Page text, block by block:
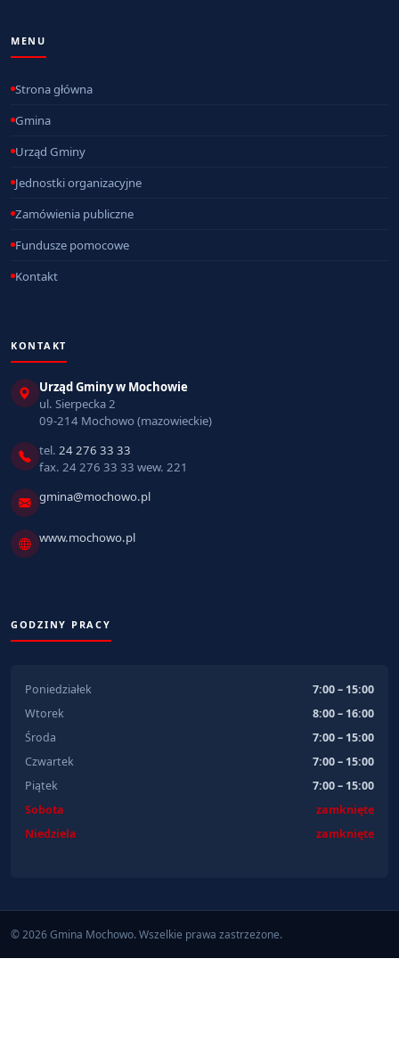
MENU
Strona główna
Gmina
Urząd Gminy
Jednostki organizacyjne
Zamówienia publiczne
Fundusze pomocowe
Kontakt
KONTAKT
Urząd Gminy w Mochowie
ul. Sierpecka 2
09-214 Mochowo (mazowieckie)
tel. 24 276 33 33
fax. 24 276 33 33 wew. 221
gmina@mochowo.pl
www.mochowo.pl
GODZINY PRACY
Poniedziałek
7:00 – 15:00
Wtorek
8:00 – 16:00
Środa
7:00 – 15:00
Czwartek
7:00 – 15:00
Piątek
7:00 – 15:00
Sobota
zamknięte
Niedziela
zamknięte
© 2026 Gmina Mochowo. Wszelkie prawa zastrzeżone.